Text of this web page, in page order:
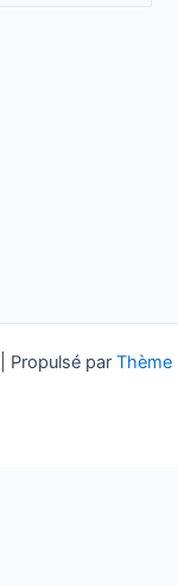
Propulsé par Thème